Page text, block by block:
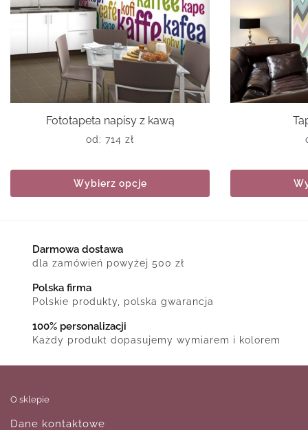
Fototapeta napisy z kawą
od: 714 zł
Wybierz opcje
Darmowa dostawa
dla zamówień powyżej 500 zł
Polska firma
Polskie produkty, polska gwarancja
100% personalizacji
Każdy produkt dopasujemy wymiarem i kolorem
O sklepie
Dane kontaktowe